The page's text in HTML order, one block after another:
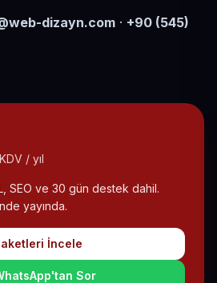
dizayn.com · +90 (545)
/ yıl
SEO ve 30 gün destek dahil.
yayında.
İncele
Sor